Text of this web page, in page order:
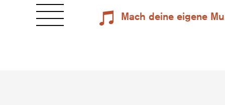
Mach deine eigene